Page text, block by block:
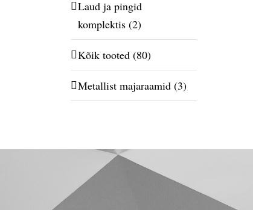
Laud ja pingid
komplektis (2)
Kõik tooted (80)
Metallist majaraamid (3)